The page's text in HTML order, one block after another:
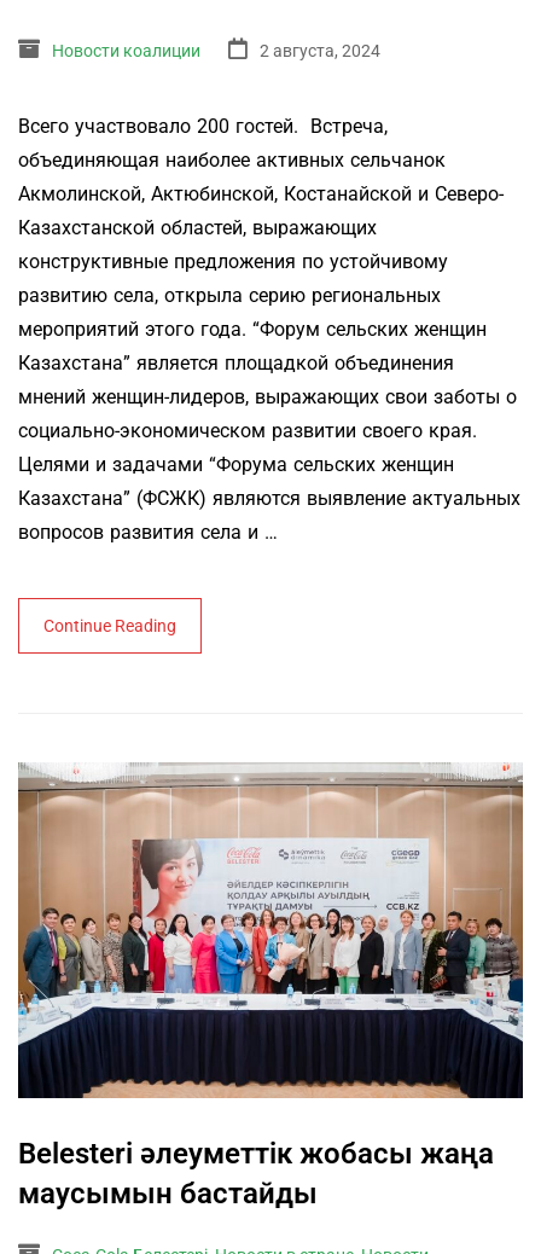
Новости коалиции 2 августа, 2024
Всего участвовало 200 гостей. Встреча,
объединяющая наиболее активных сельчанок
Акмолинской, Актюбинской, Костанайской и Северо-
Казахстанской областей, выражающих
конструктивные предложения по устойчивому
развитию села, открыла серию региональных
мероприятий этого года. “Форум сельских женщин
Казахстана” является площадкой объединения
мнений женщин-лидеров, выражающих свои заботы о
социально-экономическом развитии своего края.
Целями и задачами “Форума сельских женщин
Казахстана” (ФСЖК) являются выявление актуальных
вопросов развития села и …
Continue Reading
Belesteri әлеуметтік жобасы жаңа
маусымын бастайды